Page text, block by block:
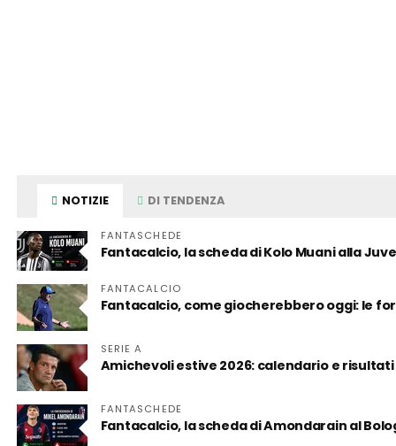
NOTIZIE DI TENDENZA
FANTASCHEDE
Fantacalcio, la scheda di Kolo Muani alla
FANTACALCIO
Fantacalcio, come giocherebbero oggi: le
SERIE A
Amichevoli estive 2026: calendario e risultati
FANTASCHEDE
Fantacalcio, la scheda di Amondarain al